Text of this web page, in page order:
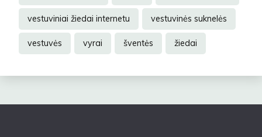
vestuviniai žiedai internetu vestuvinės suknelės
vestuvės vyrai šventės žiedai